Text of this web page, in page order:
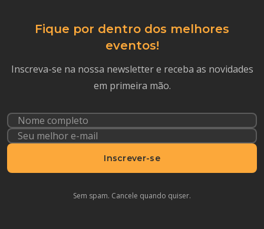
Fique por dentro dos melhores
eventos!
Inscreva-se na nossa newsletter e receba as novidades
em primeira mão.
Inscrever-se
Sem spam. Cancele quando quiser.